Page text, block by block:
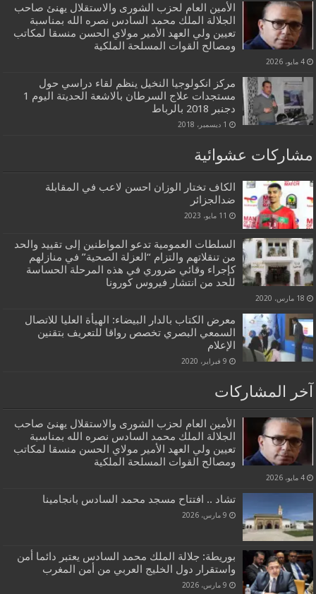
الأمين العام لحزب الشورى والاستقلال يهنئ صاحب
الجلالة الملك محمد السادس نصره الله بمناسبة
تعيين ولي العهد الأمير مولاي الحسن منسقا لمكاتب
ومصالح القوات المسلحة الملكية
4 مايو، 2026
مركز انكولوجيا النخيل ينظم لقاء دراسي حول
مستجدات علاج السرطان بالاشعة الحديتة اليوم 1
دجنبر 2018 بالرباط
1 ديسمبر، 2018
مشاركات عشوائية
الكاف تختار الوزان احسن لاعب في المقابلة
ضدالجزائر
11 مايو، 2023
السلطات العمومية تدعو المواطنين إلى تقييد والحد
من تنقلاتهم والتزام “العزلة الصحية” في منازلهم
كإجراء وقائي ضروري في هذه المرحلة الحساسة
للحد من انتشار فيروس كورونا
18 مارس، 2020
معرض الكتاب بالدار البيضاء: الهيأة العليا للاتصال
السمعي البصري تخصص رواقا للتعريف بتقنين
الإعلام
9 فبراير، 2020
آخر المشاركات
الأمين العام لحزب الشورى والاستقلال يهنئ صاحب
الجلالة الملك محمد السادس نصره الله بمناسبة
تعيين ولي العهد الأمير مولاي الحسن منسقا لمكاتب
ومصالح القوات المسلحة الملكية
4 مايو، 2026
تشاد .. افتتاح مسجد محمد السادس بانجامينا
9 مارس، 2026
بوريطة: جلالة الملك محمد السادس يعتبر دائما أمن
واستقرار دول الخليج العربي من أمن المغرب
9 مارس، 2026